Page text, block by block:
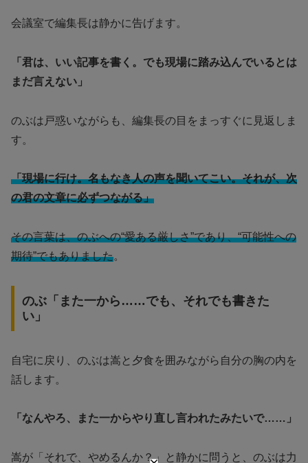
会議室で編集長は静かに告げます。
「君は、いい記事を書く。でも現場に踏み込んでいるとは
まだ言えない」
のぶは戸惑いながらも、編集長の目をまっすぐに見返しま
す。
「現場に行け。名もなき人の声を聞いてこい。それが、次
の君の文章に必ずつながる」
その言葉は、のぶへの“愛ある厳しさ”であり、“可能性への
期待”でもありました。
のぶ「また一から……でも、それでも書きた
い」
自宅に戻り、のぶは嵩と夕食を囲みながら自分の胸の内を
話します。
「なんやろ、また一からやり直し言われたみたいで……」
嵩が「それで、やめるんか？」と静かに問うと、のぶは力